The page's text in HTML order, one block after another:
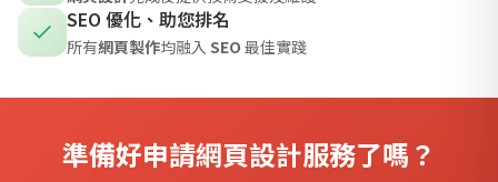
SEO 優化、助您排名
所有網頁製作均融入 SEO 最佳實踐
準備好申請網頁設計服務了嗎？